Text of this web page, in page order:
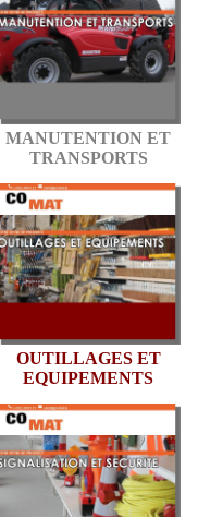
MANUTENTION ET
TRANSPORTS
OUTILLAGES ET
EQUIPEMENTS